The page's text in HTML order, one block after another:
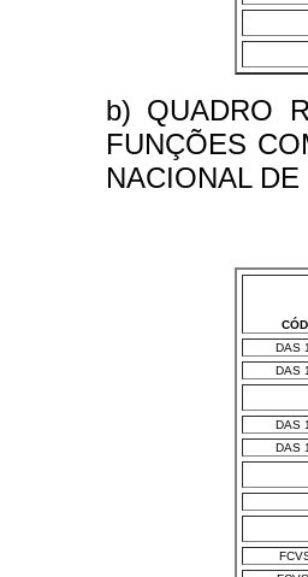
b) QUADRO
FUNÇÕES
NACIONAL
DAS
DAS
DAS
DAS